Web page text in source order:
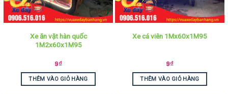
Xe ăn vặt hàn quốc
1M2x60x1M95
9₫
THÊM VÀO GIỎ HÀNG
Xe cá viên 1Mx60x1M95
9₫
THÊM VÀO GIỎ HÀNG